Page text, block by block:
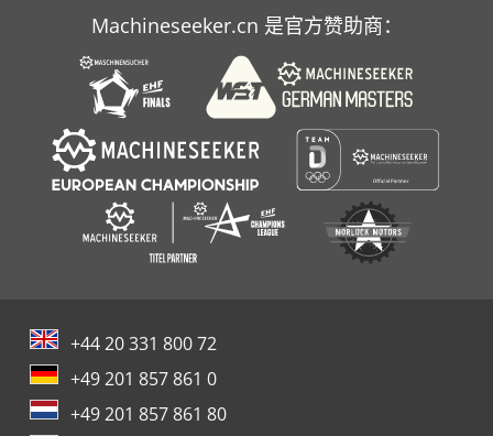
Machineseeker.cn 是官方赞助商：
+44 20 331 800 72
+49 201 857 861 0
+49 201 857 861 80